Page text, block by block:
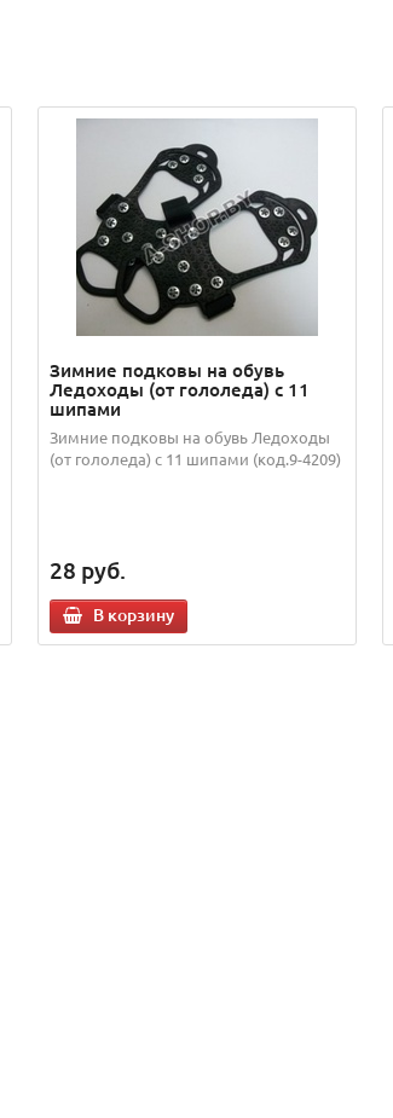
Зимние подковы на обувь
Ледоходы (от гололеда) с 11
шипами
Зимние подковы на обувь Ледоходы
(от гололеда) с 11 шипами (код.9-4209)
28 руб.
В корзину